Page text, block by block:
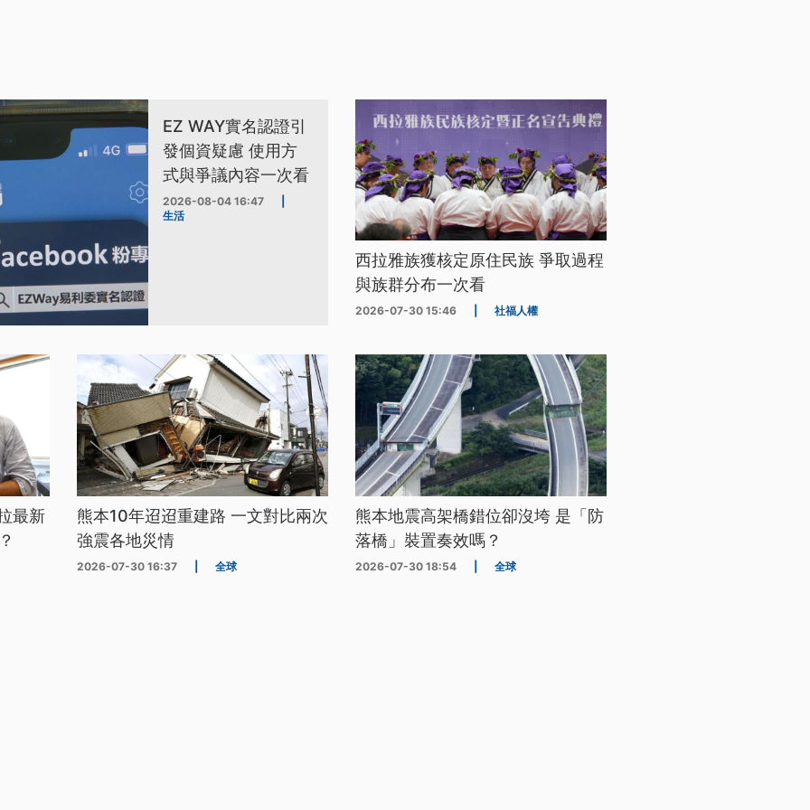
EZ WAY實名認證引
發個資疑慮 使用方
式與爭議內容一次看
2026-08-04 16:47
生活
西拉雅族獲核定原住民族 爭取過程
與族群分布一次看
2026-07-30 15:46 社福人權
最新
熊本10年迢迢重建路 一文對比兩次
強震各地災情
2026-07-30 16:37 全球
熊本地震高架橋錯位卻沒垮 是「防
落橋」裝置奏效嗎？
2026-07-30 18:54 全球